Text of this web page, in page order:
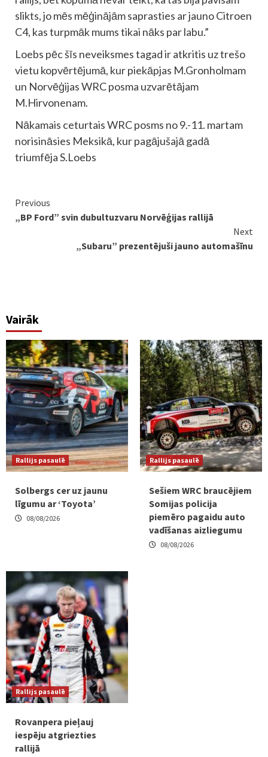
slikts, jo mēs mēģinājām saprasties ar jauno Citroen
C4, kas turpmāk mums tikai nāks par labu.”
Loebs pēc šīs neveiksmes tagad ir atkritis uz trešo
vietu kopvērtējumā, kur piekāpjas M.Gronholmam
un Norvēģijas WRC posma uzvarētājam
M.Hirvonenam.
Nākamais ceturtais WRC posms no 9.-11. martam
norisināsies Meksikā, kur pagājušajā gadā
triumfēja S.Loebs
Continue
Reading
Previous
„BP Ford” svin dubultuzvaru Norvēģijas rallijā
Next
„Subaru” prezentējuši jauno automašīnu
Vairāk
Rallijs pasaulē
Solbergs cer uz jaunu
līgumu ar ‘Toyota’
08/08/2026
Rallijs pasaulē
Sešiem WRC braucējiem
Somijas policija
piemēro pagaidu auto
vadīšanas aizliegumu
08/08/2026
Rallijs pasaulē
Rovanpera pieļauj
iespēju atgriezties
rallijā